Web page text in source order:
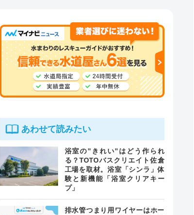
あわせて読みたい
浴室の”きれい”はどう作られ
る？TOTOバスクリエイト佐倉
工場を取材。浴室「シンラ」体
験と新機能「浴室クリアキー
プ」
排水管つまり用ワイヤーはホー